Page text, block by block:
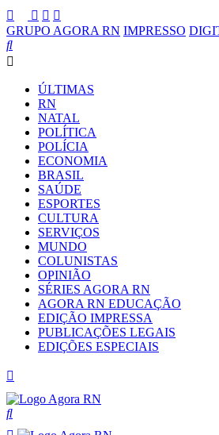
GRUPO AGORA RN IMPRESSO
ÚLTIMAS
RN
NATAL
POLÍTICA
POLÍCIA
ECONOMIA
BRASIL
SAÚDE
ESPORTES
CULTURA
SERVIÇOS
MUNDO
COLUNISTAS
OPINIÃO
SÉRIES AGORA RN
AGORA RN EDUCAÇÃO
EDIÇÃO IMPRESSA
PUBLICAÇÕES LEGAIS
EDIÇÕES ESPECIAIS